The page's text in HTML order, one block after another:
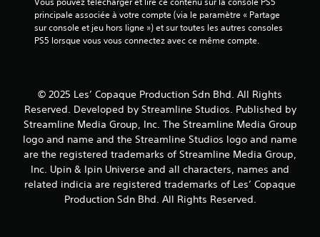
principale associée à votre compte (via le paramètre « Partage
sur console et jeu hors ligne ») et sur toutes les autres consoles
PS5 lorsque vous vous connectez avec ce même compte.
© 2025 Les’ Copaque Production Sdn Bhd. All Rights
Reserved. Developed by Streamline Studios. Published by
Streamline Media Group, Inc. The Streamline Media Group
logo and name and the Streamline Studios logo and name
are the registered trademarks of Streamline Media Group,
Inc. Upin & Ipin Universe and all characters, names and
related indicia are registered trademarks of Les’ Copaque
Production Sdn Bhd. All Rights Reserved.